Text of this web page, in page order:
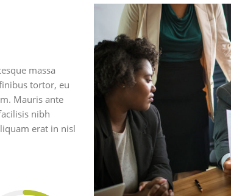
massa
tortor, eu
Mauris ante
nibh
erat in nisl